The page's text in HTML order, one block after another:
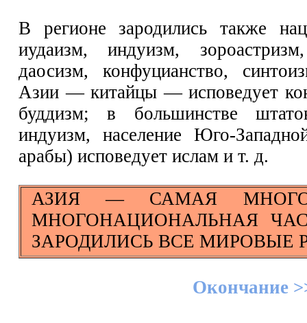
В регионе зародились также
иудаизм, индуизм,
даосизм, конфуцианство,
Азии — китайцы — исповедует
буддизм; в большинстве
индуизм, население Юго-
арабы) исповедует ислам и т. д.
АЗИЯ — САМАЯ
МНОГОНАЦИОНАЛЬНАЯ
ЗАРОДИЛИСЬ ВСЕ МИРОВЫЕ
Окончание